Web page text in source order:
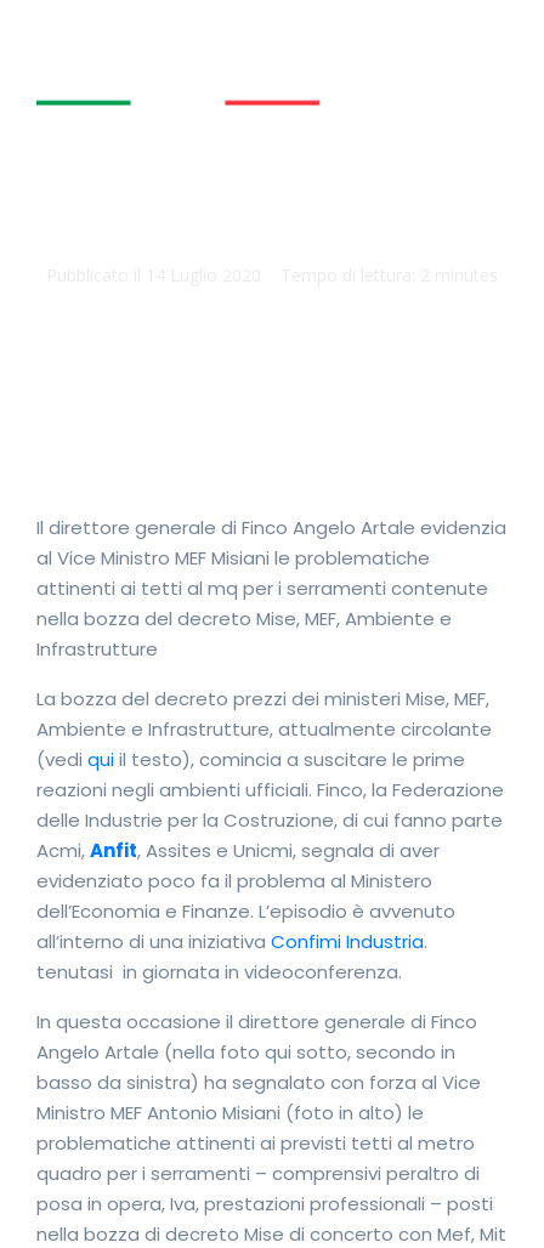
Il direttore generale di Finco Angelo Artale evidenzia
al Vice Ministro MEF Misiani le problematiche
attinenti ai tetti al mq per i serramenti contenute
nella bozza del decreto Mise, MEF, Ambiente e
Infrastrutture
La bozza del decreto prezzi dei ministeri Mise, MEF,
Ambiente e Infrastrutture, attualmente circolante
(vedi quiil testo), comincia a suscitare le prime
reazioni negli ambienti ufficiali. Finco, la Federazione
delle Industrie per la Costruzione, di cui fanno parte
Acmi,Anfit, Assites e Unicmi, segnala di aver
evidenziato poco fa il problema al Ministero
dell’Economia e Finanze. L’episodio è avvenuto
all’interno di una iniziativa Confimi Industria.
tenutasi in giornata in videoconferenza.
In questa occasione il direttore generale di Finco
Angelo Artale (nella foto qui sotto, secondo in
basso da sinistra) ha segnalato con forza al Vice
Ministro MEF Antonio Misiani (foto in alto) le
problematiche attinenti ai previsti tetti al metro
quadro per i serramenti – comprensivi peraltro di
posa in opera, Iva, prestazioni professionali – posti
nella bozza di decreto Mise di concerto con Mef, Mit